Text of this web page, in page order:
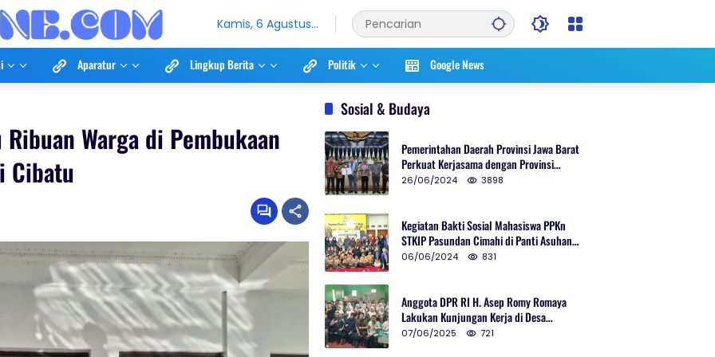
Kamis, 6 Agustus
Aparatur Lingkup Berita Politik Google News
Warga di Pembukaan
Cibatu
Sosial & Budaya
Pemerintahan Daerah Provinsi Jawa Barat
Perkuat Kerjasama dengan Provinsi
Chungcheongnam Do Korea Selatan
26/06/2024 3898
Kegiatan Bakti Sosial Mahasiswa PPKn
STKIP Pasundan Cimahi di Panti Asuhan
Ulul Azmi Kota Cimahi
06/06/2024 831
Anggota DPR RI H. Asep Romy Romaya
Lakukan Kunjungan Kerja di Desa
Patrolsari
07/06/2025 721